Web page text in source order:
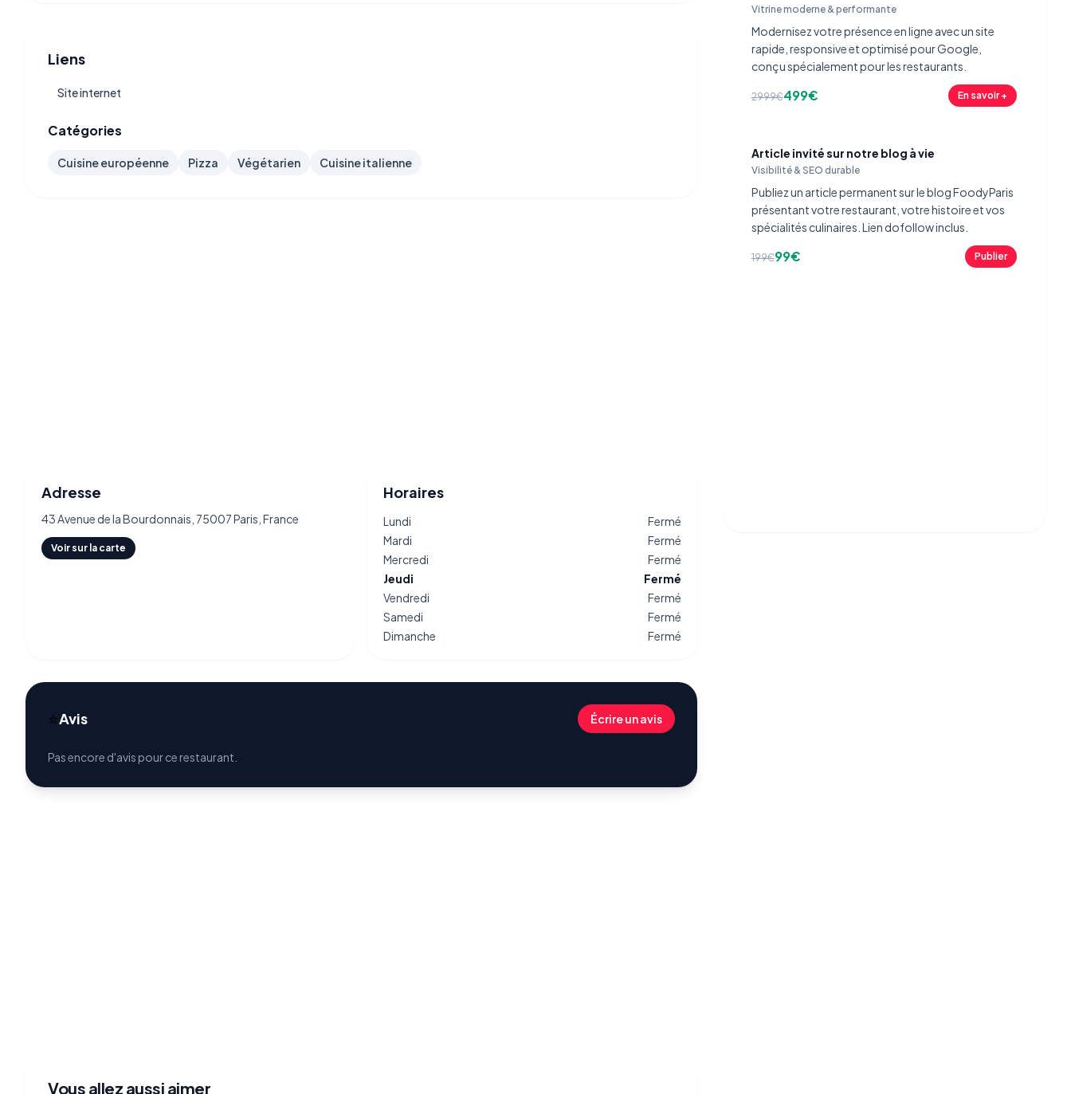
Liens
Site internet
Catégories
Cuisine européenne Pizza Végétarien Cuisine italienne
Adresse
43 Avenue de la Bourdonnais, 75007 Paris, France
Voir sur la carte
Horaires
Lundi
Fermé
Mardi
Fermé
Mercredi
Fermé
Jeudi
Fermé
Vendredi
Fermé
Samedi
Fermé
Dimanche
Fermé
⭐Avis Écrire un avis
Pas encore d'avis pour ce restaurant.
Vous allez aussi aimer
Vitrine moderne & performante
Modernisez votre présence en ligne avec un site
rapide, responsive et optimisé pour Google,
conçu spécialement pour les restaurants.
2999€499€ En savoir +
Article invité sur notre blog à vie
Visibilité & SEO durable
Publiez un article permanent sur le blog FoodyParis
présentant votre restaurant, votre histoire et vos
spécialités culinaires. Lien dofollow inclus.
199€99€ Publier